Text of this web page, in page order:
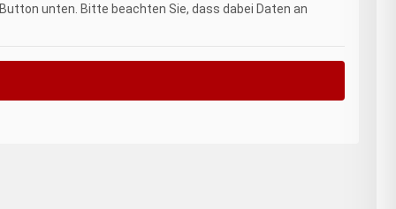
unten. Bitte beachten Sie, dass dabei Daten an